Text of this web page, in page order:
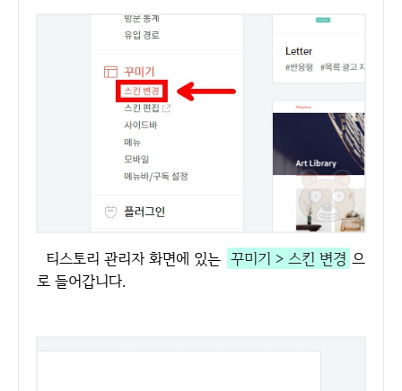
티스토리 관리자 화면에 있는 꾸미기 > 스킨 변경 으
로 들어갑니다.